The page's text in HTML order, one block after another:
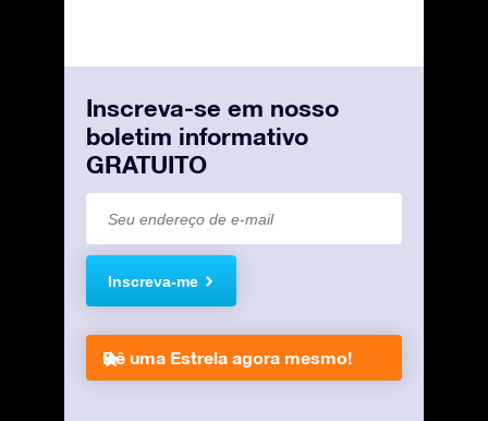
Inscreva-se em nosso
boletim informativo
GRATUITO
Inscreva-me
Dê uma Estrela agora mesmo!